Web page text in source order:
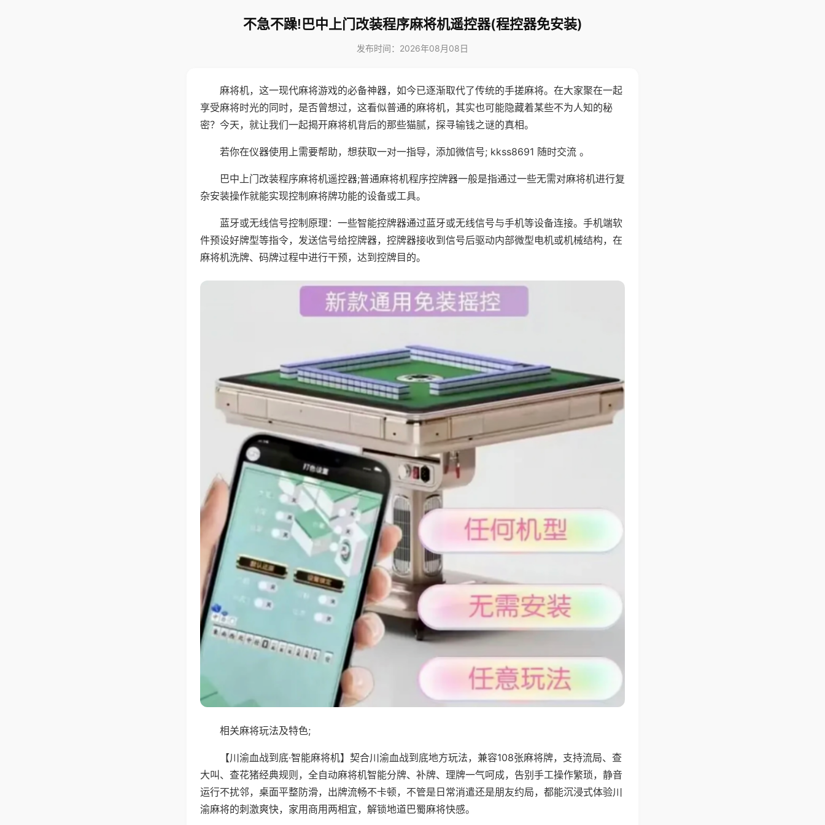
不急不躁!巴中上门改装程序麻将机遥控器(程控器免安装)
发布时间：2026年08月08日
麻将机，这一现代麻将游戏的必备神器，如今已逐渐取代了传统的手搓麻将。在大家聚在一起
享受麻将时光的同时，是否曾想过，这看似普通的麻将机，其实也可能隐藏着某些不为人知的秘
密？今天，就让我们一起揭开麻将机背后的那些猫腻，探寻输钱之谜的真相。
若你在仪器使用上需要帮助，想获取一对一指导，添加微信号; kkss8691 随时交流 。
巴中上门改装程序麻将机遥控器;普通麻将机程序控牌器一般是指通过一些无需对麻将机进行复
杂安装操作就能实现控制麻将牌功能的设备或工具。
蓝牙或无线信号控制原理：一些智能控牌器通过蓝牙或无线信号与手机等设备连接。手机端软
件预设好牌型等指令，发送信号给控牌器，控牌器接收到信号后驱动内部微型电机或机械结构，在
麻将机洗牌、码牌过程中进行干预，达到控牌目的。
相关麻将玩法及特色;
【川渝血战到底·智能麻将机】契合川渝血战到底地方玩法，兼容108张麻将牌，支持流局、查
大叫、查花猪经典规则，全自动麻将机智能分牌、补牌、理牌一气呵成，告别手工操作繁琐，静音
运行不扰邻，桌面平整防滑，出牌流畅不卡顿，不管是日常消遣还是朋友约局，都能沉浸式体验川
渝麻将的刺激爽快，家用商用两相宜，解锁地道巴蜀麻将快感。